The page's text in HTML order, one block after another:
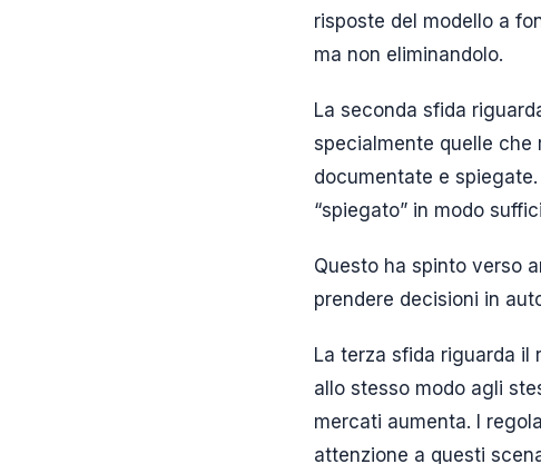
risposte del modello a
ma non eliminandolo.
La seconda sfida
specialmente quelle che
documentate e
“spiegato” in modo
Questo ha spinto verso
prendere decisioni in
La terza sfida riguarda il
allo stesso modo agli
mercati aumenta. I
attenzione a questi